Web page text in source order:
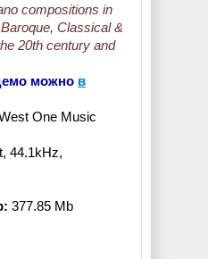
compositions in
Classical &
20th century and
можно в
One Music
44.1kHz,
377.85 Mb